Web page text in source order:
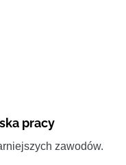
pracy
zawodów.